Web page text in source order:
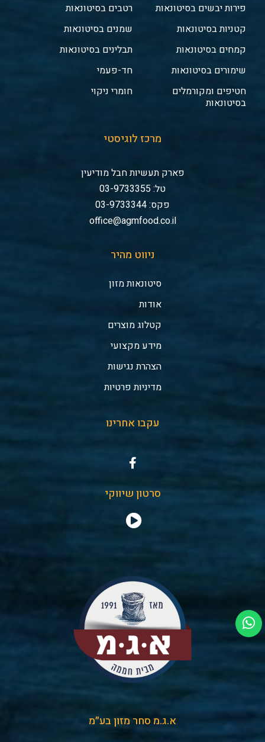
פירות יבשים בסיטונאות
קטניות בסיטונאות
קמחים בסיטונאות
שימורים בסיטונאות
חטיפים ומקורמלים
בסיטונאות
רטבים בסיטונאות
שמנים בסיטונאות
תבלינים בסיטונאות
חד-פעמי
חומרי ניקוי
מרכז לוגיסטי
פארק תעשיות חבל מודיעין
טל: 03-9733355
פקס: 03-9733344
office@agmfood.co.il
ניווט מהיר
סיטונאות מזון
אודות
קטלוג מוצרים
מידע מקצועי
הצהרת נגישות
מדיניות פרטיות
עקבו אחרינו
סרטון שיווקי
א.ג.מ סחר מזון בע״מ